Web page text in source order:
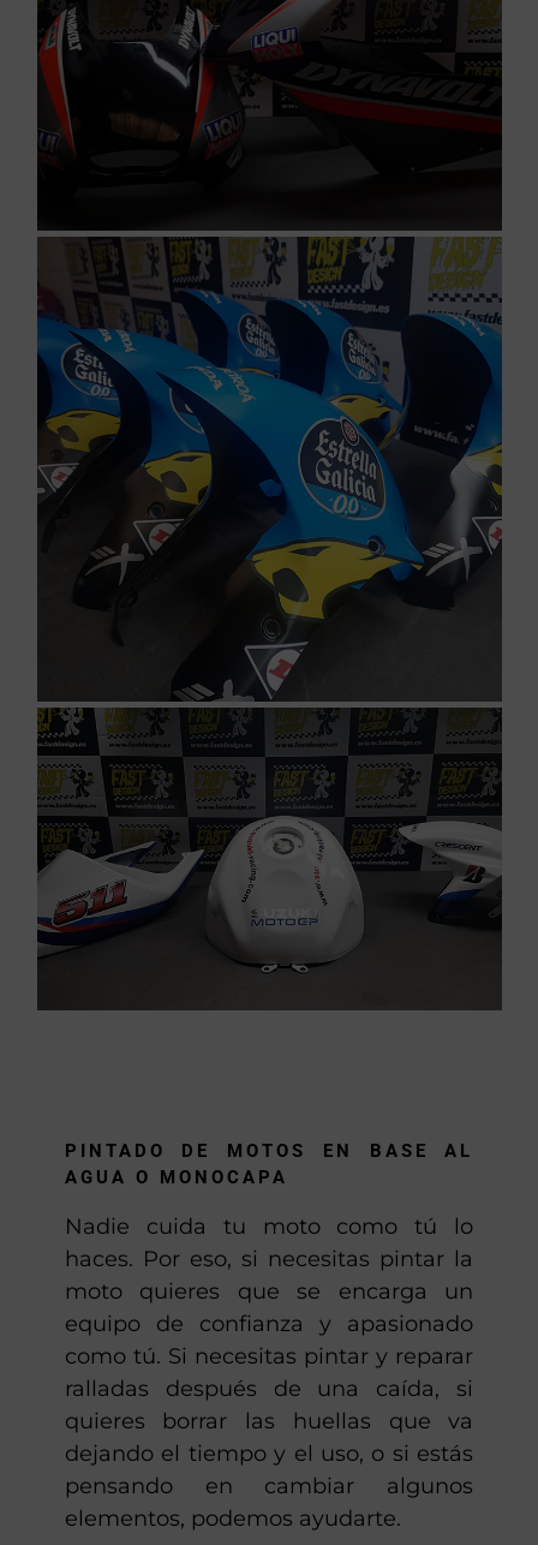
PINTADO DE MOTOS EN BASE AL
AGUA O MONOCAPA
Nadie cuida tu moto como tú lo
haces. Por eso, si necesitas pintar la
moto quieres que se encarga un
equipo de confianza y apasionado
como tú. Si necesitas pintar y reparar
ralladas después de una caída, si
quieres borrar las huellas que va
dejando el tiempo y el uso, o si estás
pensando en cambiar algunos
elementos, podemos ayudarte.